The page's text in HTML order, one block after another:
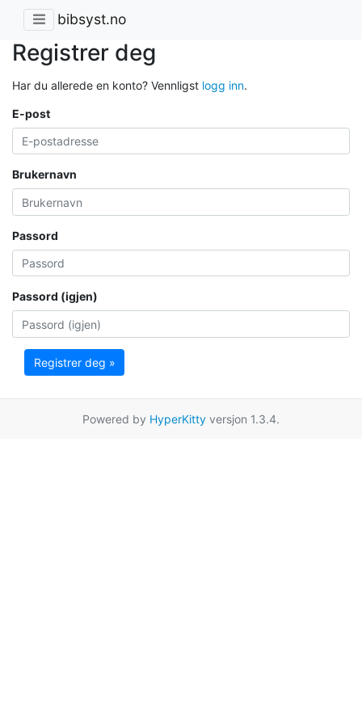
bibsyst.no
Registrer deg
Har du allerede en konto? Vennligst logg inn.
E-post
Brukernavn
Passord
Passord (igjen)
Registrer deg »
Powered by HyperKitty versjon 1.3.4.